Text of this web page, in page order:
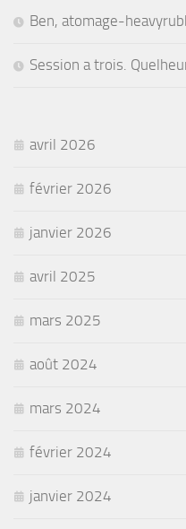
Ben, atomage-
Session a trois.
avril 2026
février 2026
janvier 2026
avril 2025
mars 2025
août 2024
mars 2024
février 2024
janvier 2024